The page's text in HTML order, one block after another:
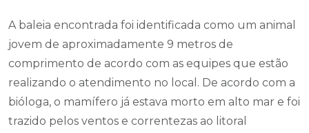
A baleia encontrada foi identificada como um animal
jovem de aproximadamente 9 metros de
comprimento de acordo com as equipes que estão
realizando o atendimento no local. De acordo com a
bióloga, o mamífero já estava morto em alto mar e foi
trazido pelos ventos e correntezas ao litoral